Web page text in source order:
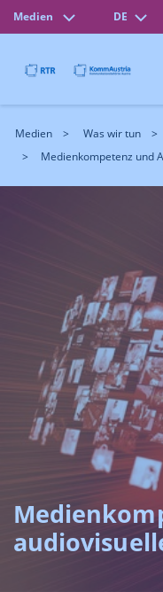
Medien DE
Medien Was wir tun
Medienkompetenz und